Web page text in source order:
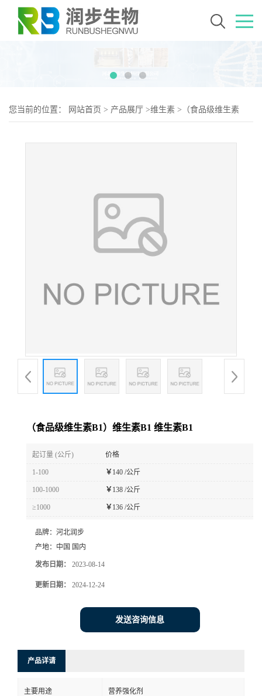
您当前的位置： 网站首页 > 产品展厅 >维生素 > （食品级维生素
（食品级维生素B1）维生素B1 维生素B1
起订量 (公斤) 价格
1-100 ￥140 /公斤
100-1000 ￥138 /公斤
≥1000 ￥136 /公斤
品牌： 河北润步
产地： 中国 国内
发布日期： 2023-08-14
更新日期： 2024-12-24
发送咨询信息
产品详请
主要用途 营养强化剂